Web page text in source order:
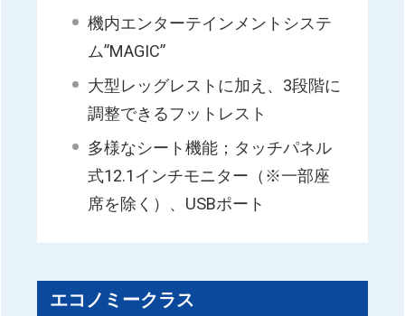
機内エンターテインメントシステ
ム”MAGIC”
大型レッグレストに加え、3段階に
調整できるフットレスト
多様なシート機能；タッチパネル
式12.1インチモニター（※一部座
席を除く）、USBポート
エコノミークラス